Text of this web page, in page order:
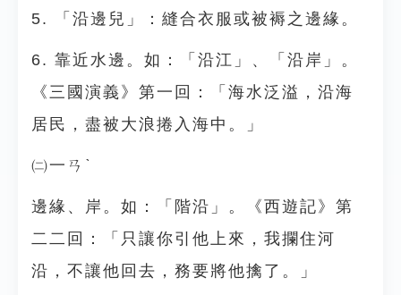
5. 「沿邊兒」：縫合衣服或被褥之邊緣。
6. 靠近水邊。如：「沿江」、「沿岸」。
《三國演義》第一回：「海水泛溢，沿海
居民，盡被大浪捲入海中。」
㈡一ㄢˋ
邊緣、岸。如：「階沿」。《西遊記》第
二二回：「只讓你引他上來，我攔住河
沿，不讓他回去，務要將他擒了。」